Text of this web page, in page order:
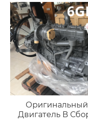
Оригинальный
Двигатель В